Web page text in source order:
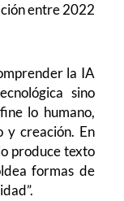
entre 2022
la IA
sino
lo humano,
y creación. En
produce texto
formas de